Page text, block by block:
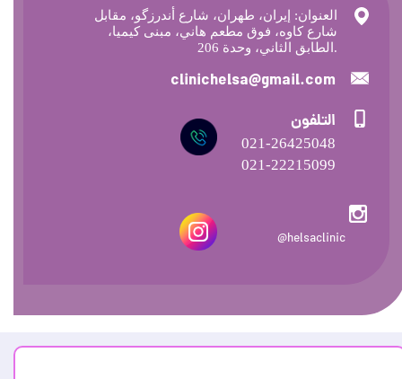
العنوان: إيران، طهران، شارع أندرزگو، مقابل
شارع كاوه، فوق مطعم هاني، مبنى كيميا،
الطابق الثاني، وحدة 206.
clinichelsa@gmail.com
التلفون
021-26425048
​​​​​​​021-22215099
helsaclinic@